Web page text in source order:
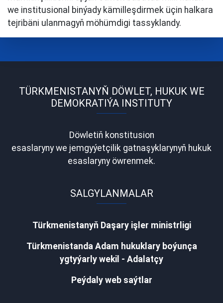
we institusional binýady kämilleşdirmek üçin halkara
tejribäni ulanmagyň möhümdigi tassyklandy.
TÜRKMENISTANYŇ DÖWLET, HUKUK WE
DEMOKRATIÝA INSTITUTY
Döwletiň konstitusion
esaslaryny we jemgyýetçilik gatnaşyklarynyň hukuk
esaslaryny öwrenmek.
SALGYLANMALAR
Türkmenistanyň Daşary işler ministrligi
Türkmenistanda Adam hukuklary boýunça
ygtyýarly wekil - Adalatçy
Peýdaly web saýtlar